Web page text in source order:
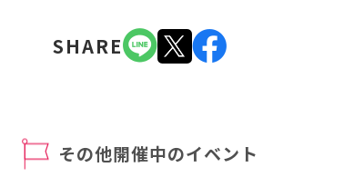
SHARE
その他開催中のイベント